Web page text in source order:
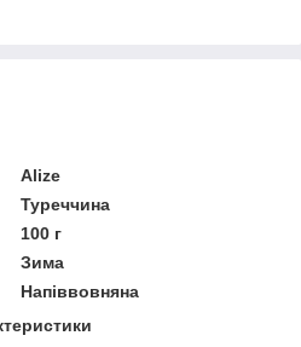
Alize
Туреччина
100 г
Зима
Напіввовняна